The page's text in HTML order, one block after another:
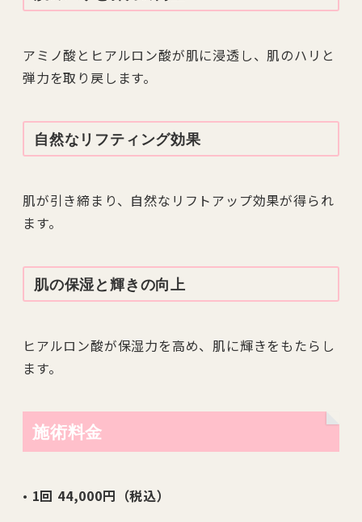
アミノ酸とヒアルロン酸が肌に浸透し、肌のハリと
弾力を取り戻します。
自然なリフティング効果
肌が引き締まり、自然なリフトアップ効果が得られ
ます。
肌の保湿と輝きの向上
ヒアルロン酸が保湿力を高め、肌に輝きをもたらし
ます。
施術料金
• 1回 44,000円（税込）